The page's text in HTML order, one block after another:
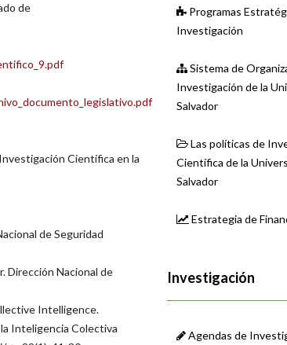
de
Científica en la
de Seguridad
Dirección Nacional de
Intelligence.
Inteligencia Colectiva
Programas
Investigación
Sistema de
Investigación de la
Salvador
Las políticas de
Científica de la
Salvador
Estrategia de
Investigación
Agendas de